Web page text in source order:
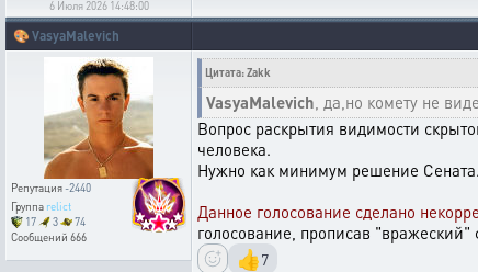
6 Июля 2026 14:48:00
🎨 VasyaMalevich
Репутация-2440
Группа relict
17
3
74
Сообщений 666
Цитата: Zakk
VasyaMalevich, да,но комету не
Вопрос раскрытия видимости
человека.
Нужно как минимум решение Сената.
Данное голосование сделано
голосование, прописав
👍7